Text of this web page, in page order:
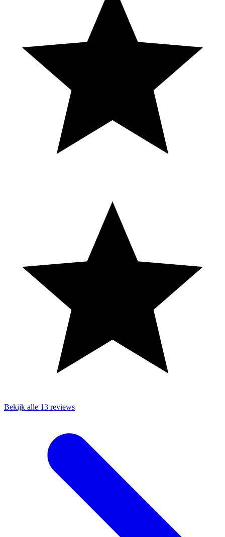
Bekijk alle 13 reviews